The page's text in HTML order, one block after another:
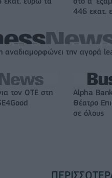
446 εκατ.
την αγορά
τον ΟΤΕ στη
Alpha
Θέατρο
σε όλους